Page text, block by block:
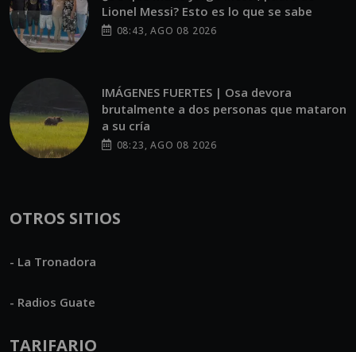
Lionel Messi? Esto es lo que se sabe
08:43, AGO 08 2026
IMÁGENES FUERTES | Osa devora
brutalmente a dos personas que mataron
a su cría
08:23, AGO 08 2026
OTROS SITIOS
- La Tronadora
- Radios Guate
TARIFARIO